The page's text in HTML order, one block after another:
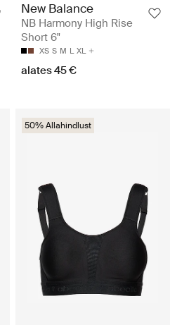
New Balance
NB Harmony High Rise
Short 6"
XS S M L XL
alates 45 €
50% Allahindlust